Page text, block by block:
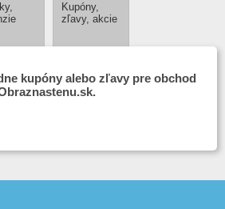
Kupóny,
zľavy, akcie
kupóny alebo zľavy pre obchod